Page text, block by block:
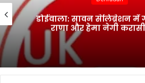
डोईवाला: सावन सेलिब्रेशन में
राणा और हेमा नेगी